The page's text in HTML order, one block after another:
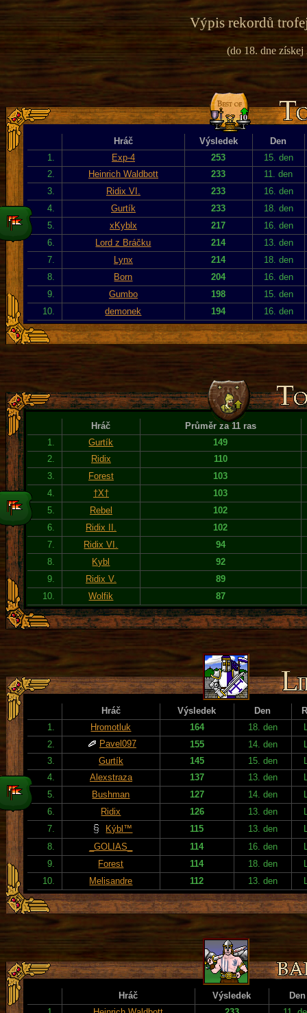
Výpis rekordů
(do 18. dne
Hráč Výsledek
Den
1.
Exp-4 253
15. den
2.
Heinrich Waldbott 233
11. den
3.
Ridix VI. 233
16. den
4.
Gurtík 233
18. den
5.
xKyblx 217
16. den
6.
Lord z Bráčku 214
13. den
7.
Lynx 214
18. den
8.
Born 204
16. den
9.
Gumbo 198
15. den
10.
demonek 194 16. den
Hráč
Průměr za 11 ras
1.
Gurtík
149
2.
Ridix
110
3.
Forest
103
4.
†X†
103
5.
Rebel
102
6.
Ridix II.
102
7.
Ridix VI.
94
8.
Kybl
92
9.
Ridix V.
89
10.
Wolfik 87
Hráč Výsledek Den
1.
Hromotluk 164 18. den
2.
Pavel097 155 14. den
3.
Gurtík 145 15. den
4.
Alexstraza 137 13. den
5.
Bushman 127 14. den
6.
Ridix 126 13. den
7.
Kýbl™ 115 13. den
8.
_GOLIAS_ 114 16. den
9.
Forest 114 18. den
10.
Melisandre 112 13. den
Hráč Výsledek
Den